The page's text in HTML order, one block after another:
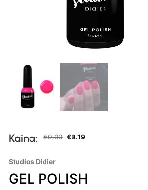
Kaina: €9.99 €8.19
Studios Didier
GEL POLISH